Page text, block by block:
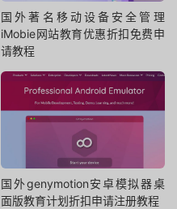
国外著名移动设备安全管理
iMobie网站教育优惠折扣免费申
请教程
国外genymotion安卓模拟器桌
面版教育计划折扣申请注册教程